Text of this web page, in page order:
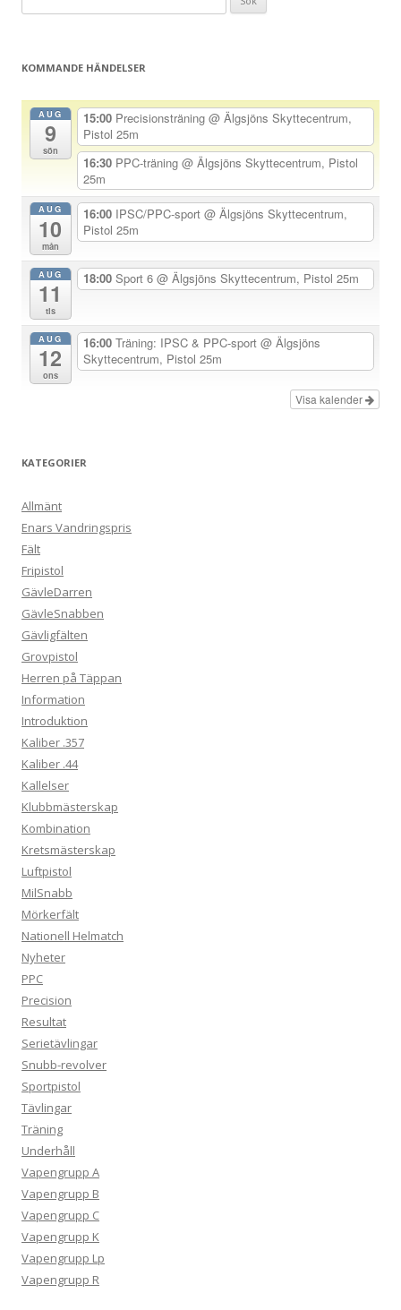
n
g
g
efter:
KOMMANDE HÄNDELSER
AUG
9
sön
15:00 Precisionsträning @ Älgsjöns Skyttecentrum,
Pistol 25m
16:30 PPC-träning @ Älgsjöns Skyttecentrum, Pistol
25m
AUG
10
mån
16:00 IPSC/PPC-sport @ Älgsjöns Skyttecentrum,
Pistol 25m
AUG
11
tis
18:00 Sport 6 @ Älgsjöns Skyttecentrum, Pistol 25m
AUG
12
ons
16:00 Träning: IPSC & PPC-sport @ Älgsjöns
Skyttecentrum, Pistol 25m
Visa kalender
KATEGORIER
Allmänt
Enars Vandringspris
Fält
Fripistol
GävleDarren
GävleSnabben
Gävligfälten
Grovpistol
Herren på Täppan
Information
Introduktion
Kaliber .357
Kaliber .44
Kallelser
Klubbmästerskap
Kombination
Kretsmästerskap
Luftpistol
MilSnabb
Mörkerfält
Nationell Helmatch
Nyheter
PPC
Precision
Resultat
Serietävlingar
Snubb-revolver
Sportpistol
Tävlingar
Träning
Underhåll
Vapengrupp A
Vapengrupp B
Vapengrupp C
Vapengrupp K
Vapengrupp Lp
Vapengrupp R